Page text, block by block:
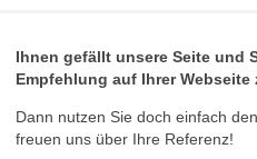
Ihnen gefällt unsere Seite und
Empfehlung auf Ihrer
Dann nutzen Sie doch einfach
freuen uns über Ihre Referenz!